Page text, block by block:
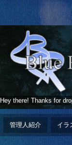
Hey there! Thanks for
管理人紹介 イラ